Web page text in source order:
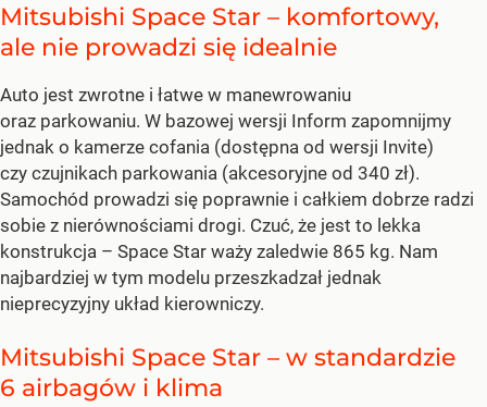
Mitsubishi Space Star – komfortowy,
ale nie prowadzi się idealnie
Auto jest zwrotne i łatwe w manewrowaniu
oraz parkowaniu. W bazowej wersji Inform zapomnijmy
jednak o kamerze cofania (dostępna od wersji Invite)
czy czujnikach parkowania (akcesoryjne od 340 zł).
Samochód prowadzi się poprawnie i całkiem dobrze radzi
sobie z nierównościami drogi. Czuć, że jest to lekka
konstrukcja – Space Star waży zaledwie 865 kg. Nam
najbardziej w tym modelu przeszkadzał jednak
nieprecyzyjny układ kierowniczy.
Mitsubishi Space Star – w standardzie
6 airbagów i klima